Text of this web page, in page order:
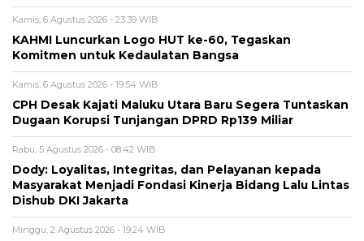
Kamis, 6 Agustus 2026 - 23:39 WIB
KAHMI Luncurkan Logo HUT ke-60, Tegaskan
Komitmen untuk Kedaulatan Bangsa
Kamis, 6 Agustus 2026 - 19:54 WIB
CPH Desak Kajati Maluku Utara Baru Segera Tuntaskan
Dugaan Korupsi Tunjangan DPRD Rp139 Miliar
Rabu, 5 Agustus 2026 - 08:42 WIB
Dody: Loyalitas, Integritas, dan Pelayanan kepada
Masyarakat Menjadi Fondasi Kinerja Bidang Lalu Lintas
Dishub DKI Jakarta
Minggu, 2 Agustus 2026 - 19:24 WIB